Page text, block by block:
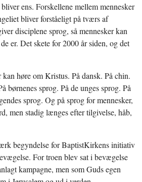
ens. Forskellene mellem mennesker
bliver forståeligt på tværs af
disciplene sprog, så mennesker kan
er. Det skete for 2000 år siden, og det
høre om Kristus. På dansk. På chin.
børnenes sprog. På de unges sprog. På
sprog. Og på sprog for mennesker,
men stadig længes efter tilgivelse, håb,
begyndelse for BaptistKirkens initiativ
For troen blev sat i bevægelse
kampagne, men som Guds egen